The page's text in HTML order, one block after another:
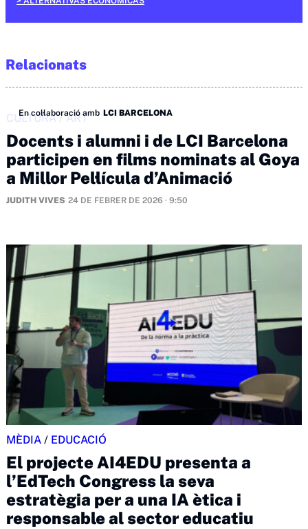
Relacionats
En col·laboració amb LCI BARCELONA
CULTURA/ART
Docents i alumni i de LCI Barcelona
participen en films nominats al Goya
a Millor Pel·lícula d’Animació
JUDITH VIVES 24 DE FEBRER DE 2026 · 9:50
MÈDIA / EDUCACIÓ
El projecte AI4EDU presenta a
l’EdTech Congress la seva
estratègia per a una IA ètica i
responsable al sector educatiu